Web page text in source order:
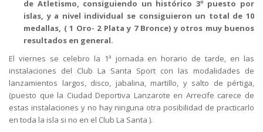
de Atletismo, consiguiendo un histórico 3º puesto por
islas, y a nivel individual se consiguieron un total de 10
medallas, ( 1 Oro- 2 Plata y 7 Bronce) y otros muy buenos
resultados en general.
El viernes se celebro la 1ª jornada en horario de tarde, en las
instalaciones del Club La Santa Sport con las modalidades de
lanzamientos largos, disco, jabalina, martillo, y salto de pértiga,
(puesto que la Ciudad Deportiva Lanzarote en Arrecife carece de
estas instalaciones y no hay ninguna otra posibilidad de practicarlo
en toda la isla si no en el Club La Santa ).